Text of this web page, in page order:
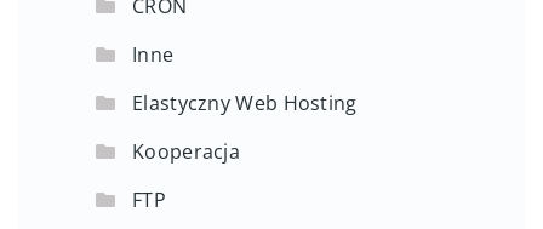
CRON
Inne
Elastyczny Web Hosting
Kooperacja
FTP